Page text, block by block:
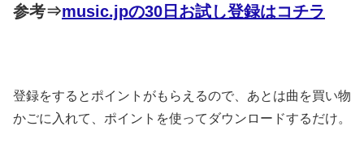
参考⇒music.jpの30日お試し登録はコチラ
登録をするとポイントがもらえるので、あとは曲を買い物
かごに入れて、ポイントを使ってダウンロードするだけ。